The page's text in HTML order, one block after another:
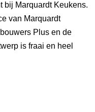
bij Marquardt Keukens.
van Marquardt
Plus en de
is fraai en heel